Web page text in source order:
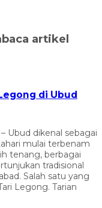
artikel
di Ubud
Ubud dikenal sebagai
mulai terbenam
tenang, berbagai
tradisional
Salah satu yang
Legong. Tarian